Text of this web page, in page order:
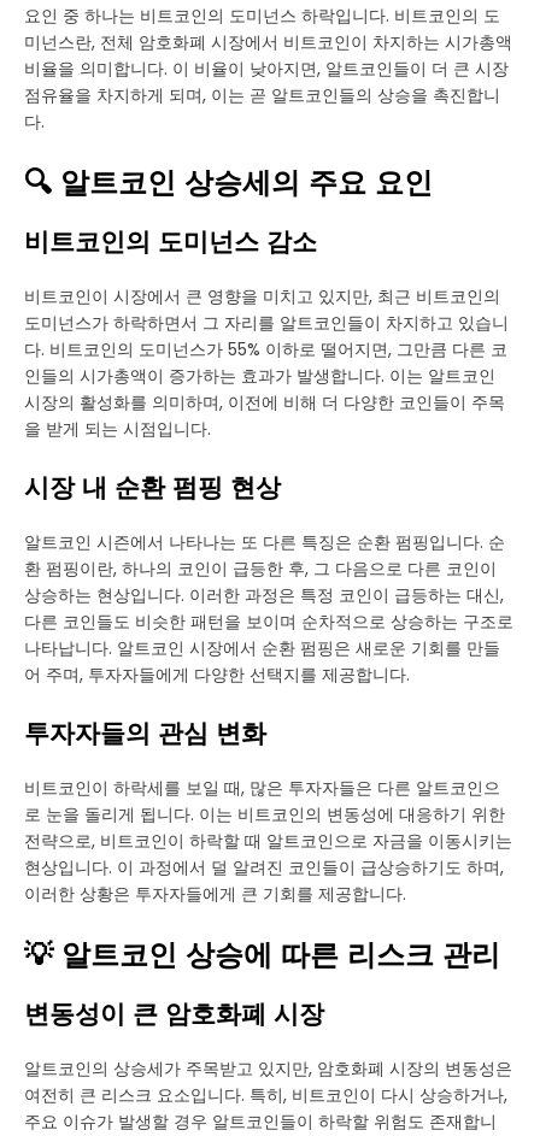
요인 중 하나는 비트코인의 도미넌스 하락입니다. 비트코인의 도
미넌스란, 전체 암호화폐 시장에서 비트코인이 차지하는 시가총액
비율을 의미합니다. 이 비율이 낮아지면, 알트코인들이 더 큰 시장
점유율을 차지하게 되며, 이는 곧 알트코인들의 상승을 촉진합니
다.
🔍 알트코인 상승세의 주요 요인
비트코인의 도미넌스 감소
비트코인이 시장에서 큰 영향을 미치고 있지만, 최근 비트코인의
도미넌스가 하락하면서 그 자리를 알트코인들이 차지하고 있습니
다. 비트코인의 도미넌스가 55% 이하로 떨어지면, 그만큼 다른 코
인들의 시가총액이 증가하는 효과가 발생합니다. 이는 알트코인
시장의 활성화를 의미하며, 이전에 비해 더 다양한 코인들이 주목
을 받게 되는 시점입니다.
시장 내 순환 펌핑 현상
알트코인 시즌에서 나타나는 또 다른 특징은 순환 펌핑입니다. 순
환 펌핑이란, 하나의 코인이 급등한 후, 그 다음으로 다른 코인이
상승하는 현상입니다. 이러한 과정은 특정 코인이 급등하는 대신,
다른 코인들도 비슷한 패턴을 보이며 순차적으로 상승하는 구조로
나타납니다. 알트코인 시장에서 순환 펌핑은 새로운 기회를 만들
어 주며, 투자자들에게 다양한 선택지를 제공합니다.
투자자들의 관심 변화
비트코인이 하락세를 보일 때, 많은 투자자들은 다른 알트코인으
로 눈을 돌리게 됩니다. 이는 비트코인의 변동성에 대응하기 위한
전략으로, 비트코인이 하락할 때 알트코인으로 자금을 이동시키는
현상입니다. 이 과정에서 덜 알려진 코인들이 급상승하기도 하며,
이러한 상황은 투자자들에게 큰 기회를 제공합니다.
💡 알트코인 상승에 따른 리스크 관리
변동성이 큰 암호화폐 시장
알트코인의 상승세가 주목받고 있지만, 암호화폐 시장의 변동성은
여전히 큰 리스크 요소입니다. 특히, 비트코인이 다시 상승하거나,
주요 이슈가 발생할 경우 알트코인들이 하락할 위험도 존재합니